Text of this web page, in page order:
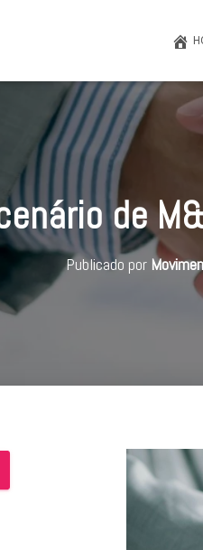
de
Publicado por